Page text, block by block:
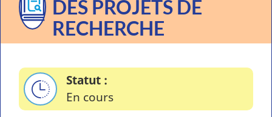
DES PROJETS DE
RECHERCHE
Statut
En cours